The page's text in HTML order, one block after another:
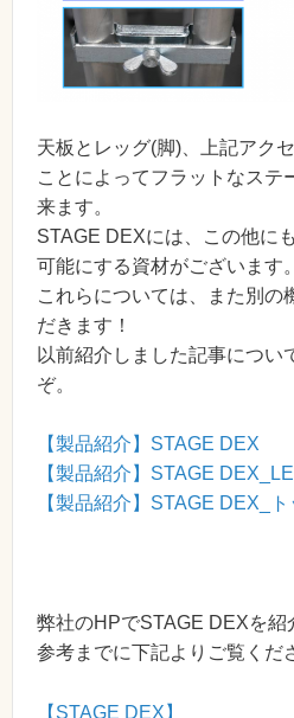
天板とレッグ(脚)、上記アク
ことによってフラットなステ
来ます。
STAGE DEXには、この他に
可能にする資材がございます。
これらについては、また別の
だきます！
以前紹介しました記事につい
ぞ。
【製品紹介】STAGE DEX
【製品紹介】STAGE
【製品紹介】STAGE DEX_
弊社のHPでSTAGE DEXを紹
参考までに下記よりご覧くだ
【STAGE DEX】